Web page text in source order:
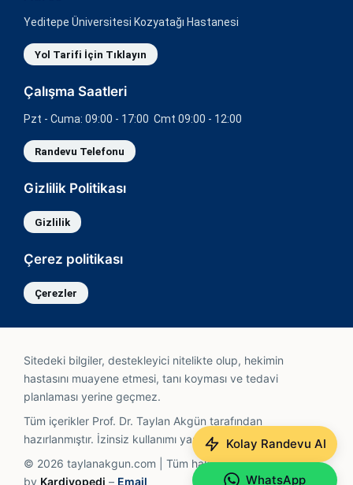
Yeditepe Üniversitesi Kozyatağı Hastanesi
Yol Tarifi İçin Tıklayın
Çalışma Saatleri
Pzt - Cuma: 09:00 - 17:00 Cmt 09:00 - 12:00
Randevu Telefonu
Gizlilik Politikası
Gizlilik
Çerez politikası
Çerezler
Sitedeki bilgiler, destekleyici nitelikte olup, hekimin
hastasını muayene etmesi, tanı koyması ve tedavi
planlaması yerine geçmez.
Tüm içerikler Prof. Dr. Taylan Akgün tarafından
hazırlanmıştır. İzinsiz kullanımı yasaktır.
© 2026 taylanakgun.com | Tüm hakları saklıdır. Powered
by Kardiyopedi – Email
Kolay Randevu AI
WhatsApp